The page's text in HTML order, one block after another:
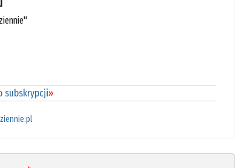
subskrypcji»